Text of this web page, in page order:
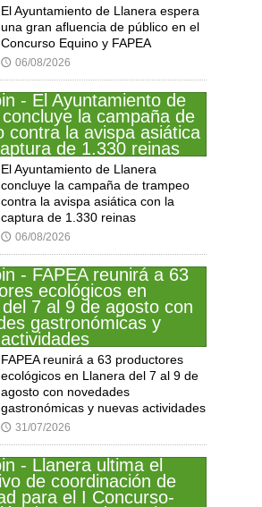
El Ayuntamiento de Llanera espera
una gran afluencia de público en el
Concurso Equino y FAPEA
🕔 06/08/2026
El Ayuntamiento de Llanera
concluye la campaña de trampeo
contra la avispa asiática con la
captura de 1.330 reinas
🕔 06/08/2026
FAPEA reunirá a 63 productores
ecológicos en Llanera del 7 al 9 de
agosto con novedades
gastronómicas y nuevas actividades
🕔 31/07/2026